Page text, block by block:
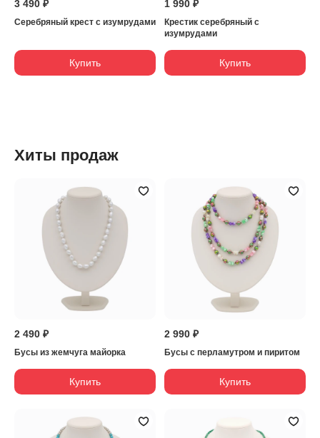
3 490 ₽
Серебряный крест с изумрудами
Купить
1 990 ₽
Крестик серебряный с
изумрудами
Купить
Хиты продаж
2 490 ₽
Бусы из жемчуга майорка
Купить
2 990 ₽
Бусы с перламутром и пиритом
Купить